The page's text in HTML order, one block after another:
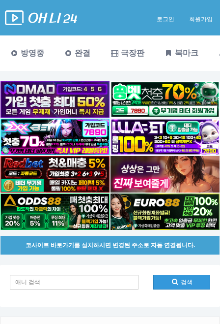
로그인 회원가입
방영중 완결 극장판 북마크
코사이트 바로가기를 설치하시면 변경된 주소로 자동 연결됩니다.
검색